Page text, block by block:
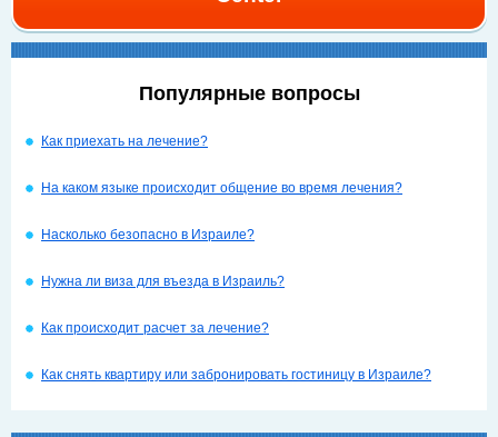
Популярные вопросы
Как приехать на лечение?
На каком языке происходит общение во время лечения?
Насколько безопасно в Израиле?
Нужна ли виза для въезда в Израиль?
Как происходит расчет за лечение?
Как снять квартиру или забронировать гостиницу в Израиле?